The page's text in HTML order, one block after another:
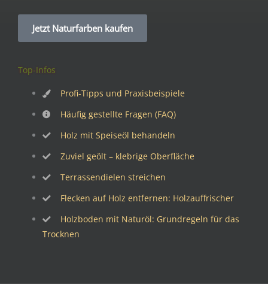
Jetzt Naturfarben kaufen
Top-Infos
Profi-Tipps und Praxisbeispiele
Häufig gestellte Fragen (FAQ)
Holz mit Speiseöl behandeln
Zuviel geölt – klebrige Oberfläche
Terrassendielen streichen
Flecken auf Holz entfernen: Holzauffrischer
Holzboden mit Naturöl: Grundregeln für das
Trocknen